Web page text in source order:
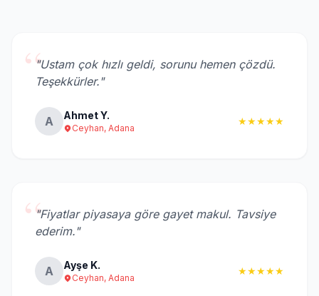
“"Ustam çok hızlı geldi, sorunu hemen çözdü.
Teşekkürler."
A Ahmet Y.
Ceyhan, Adana
★★★★★
“"Fiyatlar piyasaya göre gayet makul. Tavsiye
ederim."
A Ayşe K.
Ceyhan, Adana
★★★★★